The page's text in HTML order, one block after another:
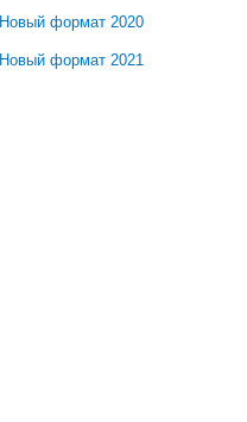
Новый формат 2020
Новый формат 2021